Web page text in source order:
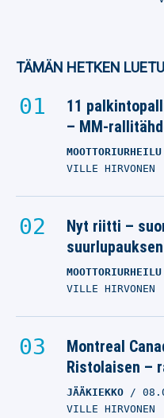
TÄMÄN HETKEN
11
– MM-
MOOTTORIURHEILU
VILLE HIRVONEN
Nyt riitti –
MOOTTORIURHEILU
VILLE HIRVONEN
Montreal
Ristolaisen –
JÄÄKIEKKO
VILLE HIRVONEN